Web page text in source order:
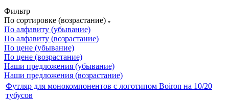
Фильтр
По сортировке (возрастание)
По алфавиту (убывание)
По алфавиту (возрастание)
По цене (убывание)
По цене (возрастание)
Наши предложения (убывание)
Наши предложения (возрастание)
Футляр для монокомпонентов с логотипом Boiron на 10/20
тубусов